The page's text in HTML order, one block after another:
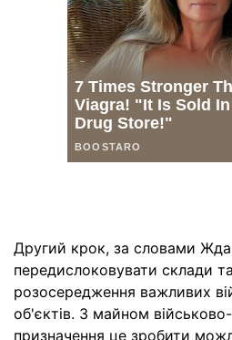
Другий крок, за словами
передислоковувати склади
розосередження важливих
об'єктів. З майном
призначення це зробити